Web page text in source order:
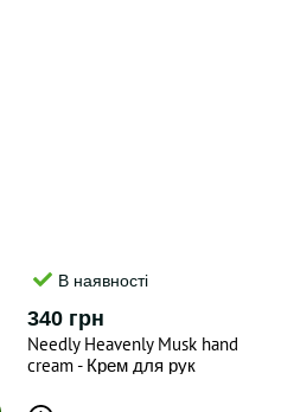
В наявності
340 грн
Needly Heavenly Musk hand
cream - Крем для рук